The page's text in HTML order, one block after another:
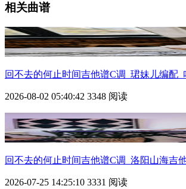
相关曲谱
回不去的何止时间吉他谱C调_珺妹儿编配_
2026-08-02 05:40:42 3348 阅读
回不去的何止时间吉他谱C调_洛阳山海吉
2026-07-25 14:25:10 3331 阅读